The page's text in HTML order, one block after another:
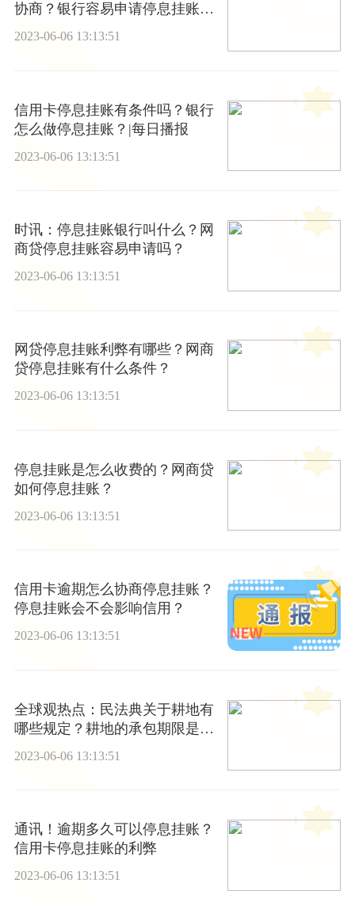
协商？银行容易申请停息挂账
吗？
2023-06-06 13:13:51
信用卡停息挂账有条件吗？银行
怎么做停息挂账？|每日播报
2023-06-06 13:13:51
时讯：停息挂账银行叫什么？网
商贷停息挂账容易申请吗？
2023-06-06 13:13:51
网贷停息挂账利弊有哪些？网商
贷停息挂账有什么条件？
2023-06-06 13:13:51
停息挂账是怎么收费的？网商贷
如何停息挂账？
2023-06-06 13:13:51
信用卡逾期怎么协商停息挂账？
停息挂账会不会影响信用？
2023-06-06 13:13:51
全球观热点：民法典关于耕地有
哪些规定？耕地的承包期限是多
2023-06-06 13:13:51
通讯！逾期多久可以停息挂账？
信用卡停息挂账的利弊
2023-06-06 13:13:51